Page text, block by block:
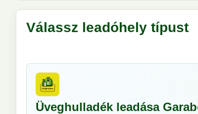
Válassz leadóhely típust
Üveghulladék leadása